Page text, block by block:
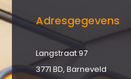
Adresgegevens
Langstraat 97
3771 BD, Barneveld